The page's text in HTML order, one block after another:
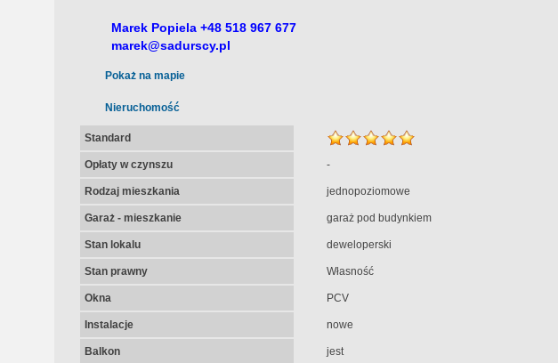
Marek Popiela +48 518 967 677
marek@sadurscy.pl
Pokaż na mapie
Nieruchomość
Standard
Opłaty w czynszu -
Rodzaj mieszkania jednopoziomowe
Garaż - mieszkanie garaż pod budynkiem
Stan lokalu deweloperski
Stan prawny Własność
Okna PCV
Instalacje nowe
Balkon jest